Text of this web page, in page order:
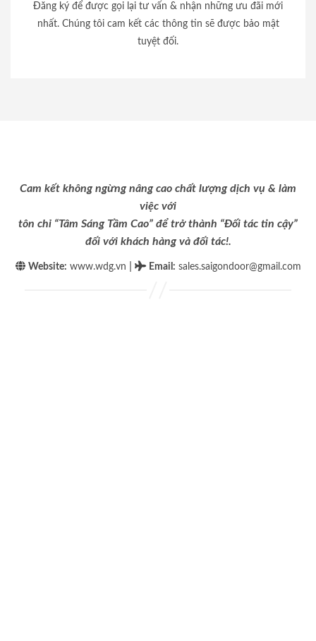
Đăng ký để được gọi lại tư vấn & nhận những ưu đãi mới
nhất. Chúng tôi cam kết các thông tin sẽ được bảo mật
tuyệt đối.
Cam kết không ngừng nâng cao chất lượng dịch vụ & làm
việc với
tôn chỉ “Tâm Sáng Tầm Cao” để trở thành “Đối tác tin cậy”
đối với khách hàng và đối tác!.
Website: www.wdg.vn Email : sales.saigondoor@gmail.com